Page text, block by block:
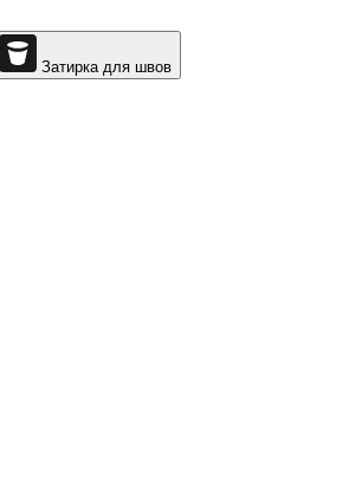
Затирка для швов